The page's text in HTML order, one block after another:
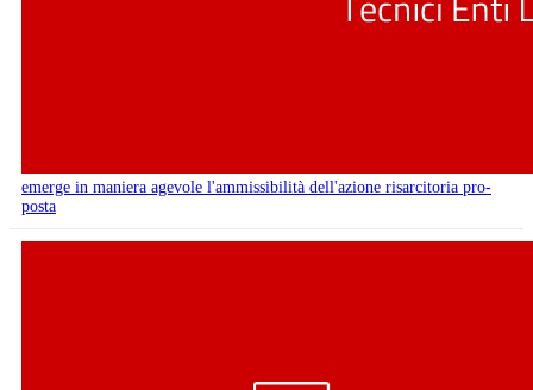
emerge in maniera agevole l'ammissibilità dell'azione risarcitoria pro-
posta